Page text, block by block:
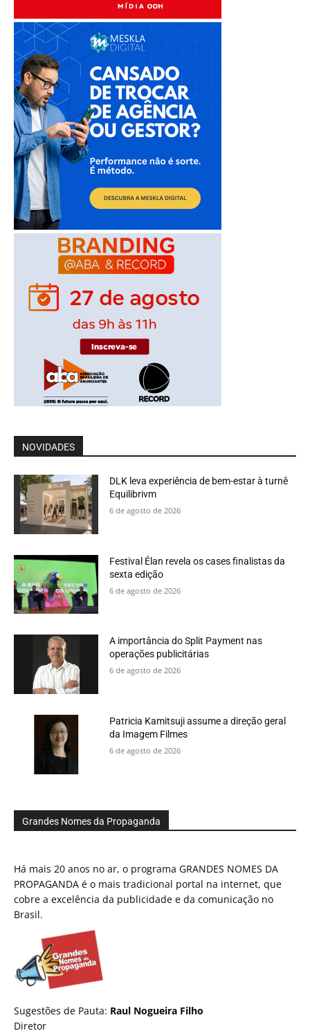
NOVIDADES
DLK leva experiência de bem-estar à turnê
Equilibrivm
6 de agosto de 2026
Festival Élan revela os cases finalistas da
sexta edição
6 de agosto de 2026
A importância do Split Payment nas
operações publicitárias
6 de agosto de 2026
Patricia Kamitsuji assume a direção geral
da Imagem Filmes
6 de agosto de 2026
Grandes Nomes da Propaganda
Há mais 20 anos no ar, o programa GRANDES NOMES DA
PROPAGANDA é o mais tradicional portal na internet, que
cobre a excelência da publicidade e da comunicação no
Brasil.
Sugestões de Pauta: Raul Nogueira Filho
Diretor